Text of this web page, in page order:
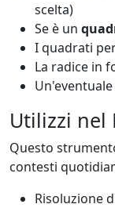
scelta)
Se è un
I quadrati
La radice in
Utilizzi nel
Questo
contesti
Risoluzione